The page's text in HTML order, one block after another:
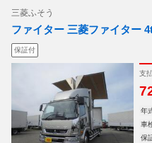
三菱ふそう
ファイター 三菱ファイター
保証付
支
年
車
保